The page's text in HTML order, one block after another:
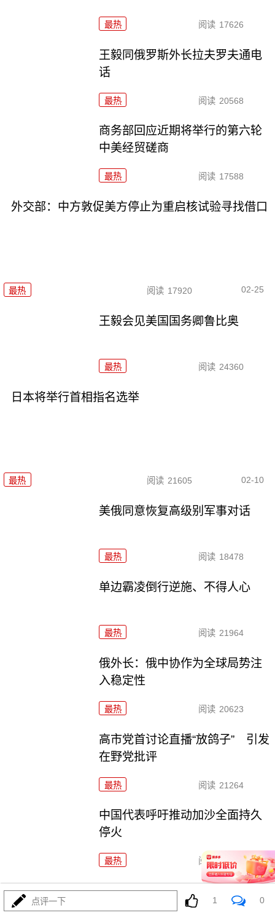
最热 阅读 17626
王毅同俄罗斯外长拉夫罗夫通电
话
最热 阅读 20568
商务部回应近期将举行的第六轮
中美经贸磋商
最热 阅读 17588
外交部：中方敦促美方停止为重启核试验寻找借口
最热 阅读 17920 02-25
王毅会见美国国务卿鲁比奥
最热 阅读 24360
日本将举行首相指名选举
最热 阅读 21605 02-10
美俄同意恢复高级别军事对话
最热 阅读 18478
单边霸凌倒行逆施、不得人心
最热 阅读 21964
俄外长：俄中协作为全球局势注
入稳定性
最热 阅读 20623
高市党首讨论直播“放鸽子” 引发
在野党批评
最热 阅读 21264
中国代表呼吁推动加沙全面持久
停火
最热 阅读 20038
朝鲜试射更新型大口径火箭炮 金正恩观摩
点评一下 1 0